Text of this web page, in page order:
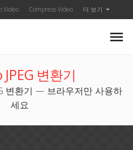
Video Compress Video 더 보기
JPEG 변환기
변환기 — 브라우저만 사용하
세요